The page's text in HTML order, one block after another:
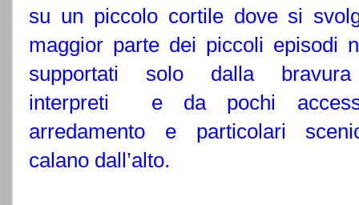
su un piccolo cortile dove si
maggior parte dei piccoli episodi
supportati solo dalla
interpreti e da pochi
arredamento e particolari
calano dall’alto.